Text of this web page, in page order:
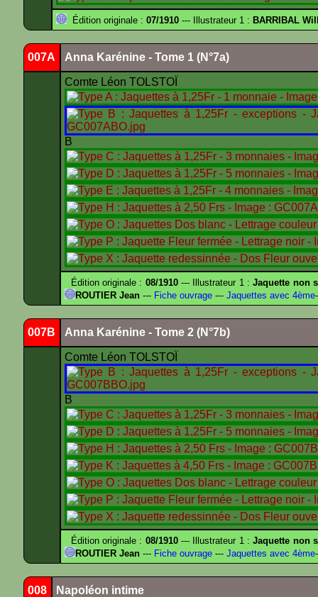
Édition originale : 07/1910 --- Illustrateur 1 : BARRIBAL
007A Anna Karénine - Tome 1 (N°7a)
Comte Léon TOLSTOÏ
B
Édition originale : 08/1910--- Illustrateur 1 :Jaquette non
ROUTIER Jean --- Fiche ouvrage --- Jaquettes avec 4ème
007B Anna Karénine - Tome 2 (N°7b)
Comte Léon TOLSTOÏ
B
Édition originale : 08/1910--- Illustrateur 1 :Jaquette non
ROUTIER Jean --- Fiche ouvrage --- Jaquettes avec 4ème
008 Napoléon intime